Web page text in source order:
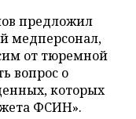
предложил
медперсонал,
от тюремной
вопрос о
которых
ФСИН».